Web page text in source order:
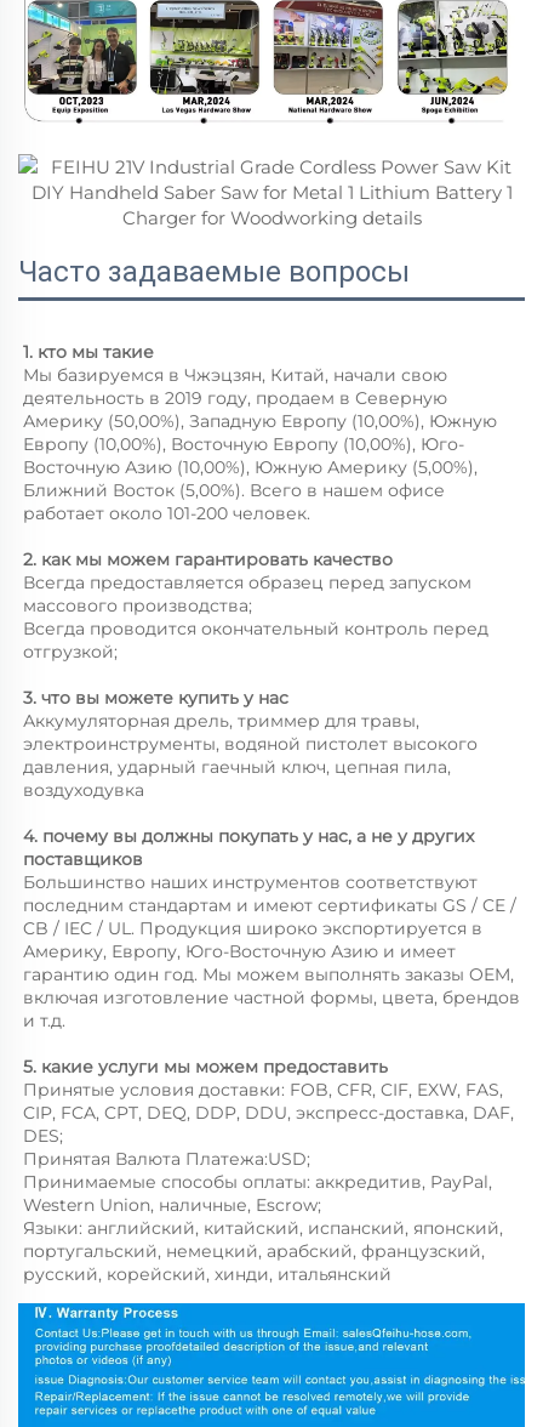
Часто задаваемые вопросы
1. кто мы такие
Мы базируемся в Чжэцзян, Китай, начали свою
деятельность в 2019 году, продаем в Северную
Америку (50,00%), Западную Европу (10,00%), Южную
Европу (10,00%), Восточную Европу (10,00%), Юго-
Восточную Азию (10,00%), Южную Америку (5,00%),
Ближний Восток (5,00%). Всего в нашем офисе
работает около 101-200 человек.
2. как мы можем гарантировать качество
Всегда предоставляется образец перед запуском
массового производства;
Всегда проводится окончательный контроль перед
отгрузкой;
3. что вы можете купить у нас
Аккумуляторная дрель, триммер для травы,
электроинструменты, водяной пистолет высокого
давления, ударный гаечный ключ, цепная пила,
воздуходувка
4. почему вы должны покупать у нас, а не у других
поставщиков
Большинство наших инструментов соответствуют
последним стандартам и имеют сертификаты GS / CE /
CB / IEC / UL. Продукция широко экспортируется в
Америку, Европу, Юго-Восточную Азию и имеет
гарантию один год. Мы можем выполнять заказы OEM,
включая изготовление частной формы, цвета, брендов
и т.д.
5. какие услуги мы можем предоставить
Принятые условия доставки: FOB, CFR, CIF, EXW, FAS,
CIP, FCA, CPT, DEQ, DDP, DDU, экспресс-доставка, DAF,
DES;
Принятая Валюта Платежа:USD;
Принимаемые способы оплаты: аккредитив, PayPal,
Western Union, наличные, Escrow;
Языки: английский, китайский, испанский, японский,
португальский, немецкий, арабский, французский,
русский, корейский, хинди, итальянский